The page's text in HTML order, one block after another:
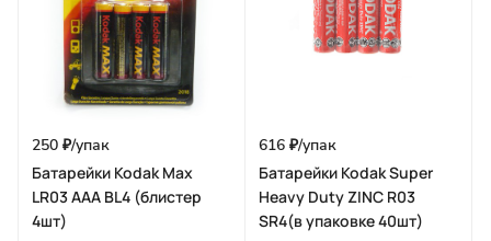
250 ₽/упак
Батарейки Kodak Max
LR03 ААА BL4 (блистер
4шт)
616 ₽/упак
Батарейки Kodak Super
Heavy Duty ZINC R03
SR4(в упаковке 40шт)